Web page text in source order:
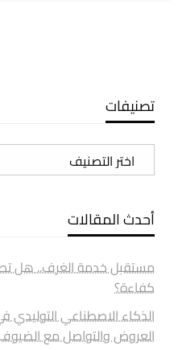
تصنيفات
تصنيفات
أحدث المقالات
مستقبل خدمة الغرف.. هل تصبح
كفاءة؟
الذكاء الاصطناعي التوليدي
العروض والتواصل مع